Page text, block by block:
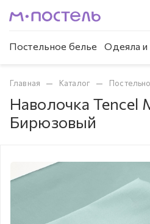
Постельное белье Одеяла
Главная — Каталог —
Наволочка Tencel
Бирюзовый